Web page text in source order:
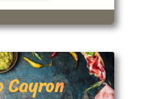
Cayron